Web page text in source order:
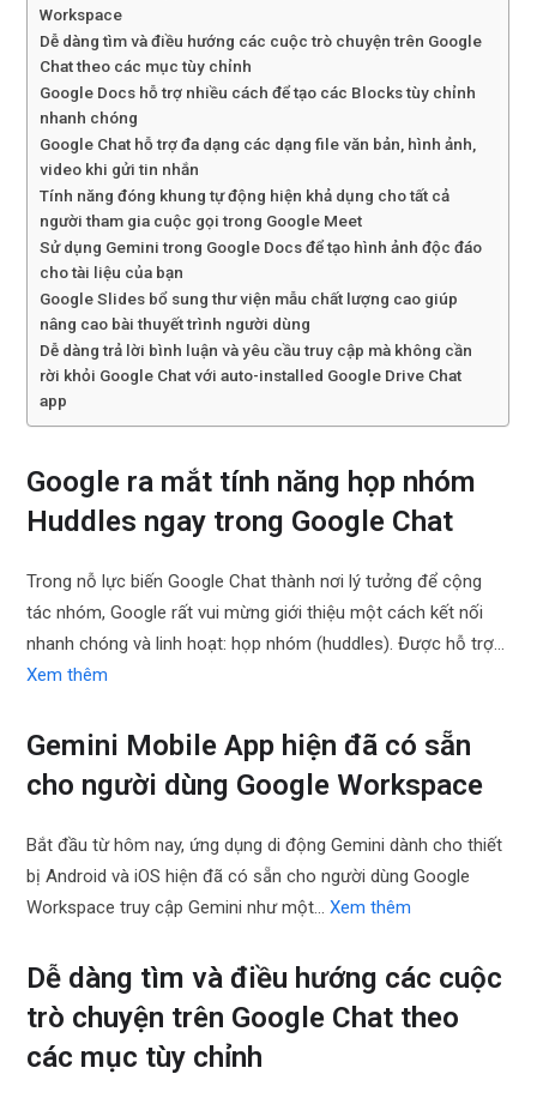
Workspace
Dễ dàng tìm và điều hướng các cuộc trò chuyện trên Google
Chat theo các mục tùy chỉnh
Google Docs hỗ trợ nhiều cách để tạo các Blocks tùy chỉnh
nhanh chóng
Google Chat hỗ trợ đa dạng các dạng file văn bản, hình ảnh,
video khi gửi tin nhắn
Tính năng đóng khung tự động hiện khả dụng cho tất cả
người tham gia cuộc gọi trong Google Meet
Sử dụng Gemini trong Google Docs để tạo hình ảnh độc đáo
cho tài liệu của bạn
Google Slides bổ sung thư viện mẫu chất lượng cao giúp
nâng cao bài thuyết trình người dùng
Dễ dàng trả lời bình luận và yêu cầu truy cập mà không cần
rời khỏi Google Chat với auto-installed Google Drive Chat
app
Google ra mắt tính năng họp nhóm
Huddles ngay trong Google Chat
Trong nỗ lực biến Google Chat thành nơi lý tưởng để cộng
tác nhóm, Google rất vui mừng giới thiệu một cách kết nối
nhanh chóng và linh hoạt: họp nhóm (huddles). Được hỗ trợ…
Xem thêm
Gemini Mobile App hiện đã có sẵn
cho người dùng Google Workspace
Bắt đầu từ hôm nay, ứng dụng di động Gemini dành cho thiết
bị Android và iOS hiện đã có sẵn cho người dùng Google
Workspace truy cập Gemini như một…Xem thêm
Dễ dàng tìm và điều hướng các cuộc
trò chuyện trên Google Chat theo
các mục tùy chỉnh